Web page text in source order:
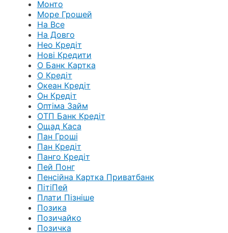
Монто
Море Грошей
На Все
На Довго
Нео Кредіт
Нові Кредити
О Банк Картка
О Кредіт
Океан Кредіт
Он Кредіт
Оптіма Займ
ОТП Банк Кредіт
Ощад Каса
Пан Гроші
Пан Кредіт
Панго Кредіт
Пей Понг
Пенсійна Картка Приватбанк
ПітіПей
Плати Пізніше
Позика
Позичайко
Позичка